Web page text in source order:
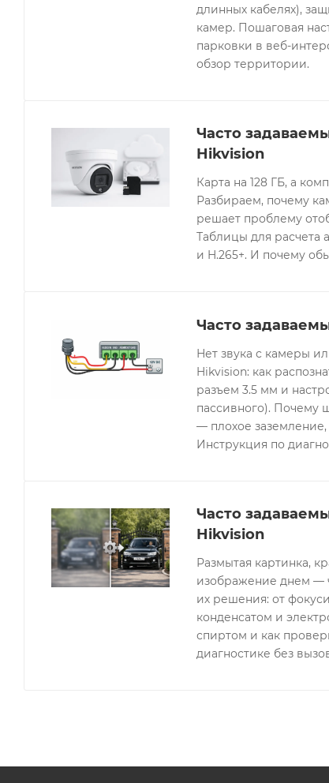
длинных кабелях),
камер. Пошаговая
парковки в веб-
обзор территории.
Часто
Hikvision
Карта на 128 ГБ, а
Разбираем, почему
решает проблему
Таблицы для расчета
и H.265+. И почему
Часто
Нет звука с камеры
Hikvision: как
разъем 3.5 мм и
пассивного). Почему
— плохое
Инструкция по
Часто
Hikvision
Размытая картинка,
изображение днем —
их решения: от
конденсатом и
спиртом и как
диагностике без